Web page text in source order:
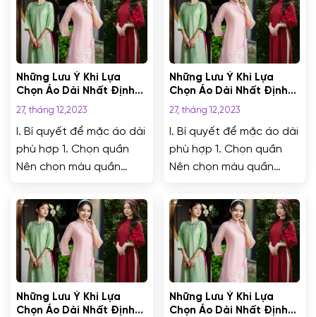
Những Lưu Ý Khi Lựa
Chọn Áo Dài Nhất Định
Bạn Phải Biết
27, tháng 12,2023
I. Bí quyết để mặc áo dài
phù hợp 1. Chọn quần
Nên chọn màu quần
kết hợp đúng. Tuy nhiên,
nếu bạn muốn thêm
phần độc đáo thì nên
lựa chọn một chiếc quần
khác màu. Sự kết hợp
mới lạ nhưng hợp đến
không tưởng nhưng
Những Lưu Ý Khi Lựa
Chọn Áo Dài Nhất Định
Bạn Phải Biết
27, tháng 12,2023
I. Bí quyết để mặc áo dài
phù hợp 1. Chọn quần
Nên chọn màu quần
kết hợp đúng. Tuy nhiên,
nếu bạn muốn thêm
phần độc đáo thì nên
lựa chọn một chiếc quần
khác màu. Sự kết hợp
mới lạ nhưng hợp đến
không tưởng nhưng
Những Lưu Ý Khi Lựa
Chọn Áo Dài Nhất Định
Những Lưu Ý Khi Lựa
Chọn Áo Dài Nhất Định